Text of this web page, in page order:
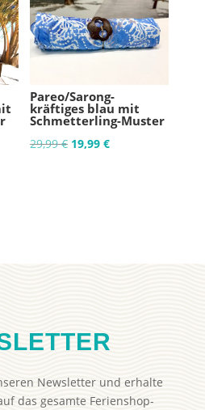
Pareo/Sarong-
kräftiges blau mit
Schmetterling-Muster
29,99€ Ursprünglicher
19,99€Aktueller
Newsletter und erhalte
das gesamte Ferienshop-